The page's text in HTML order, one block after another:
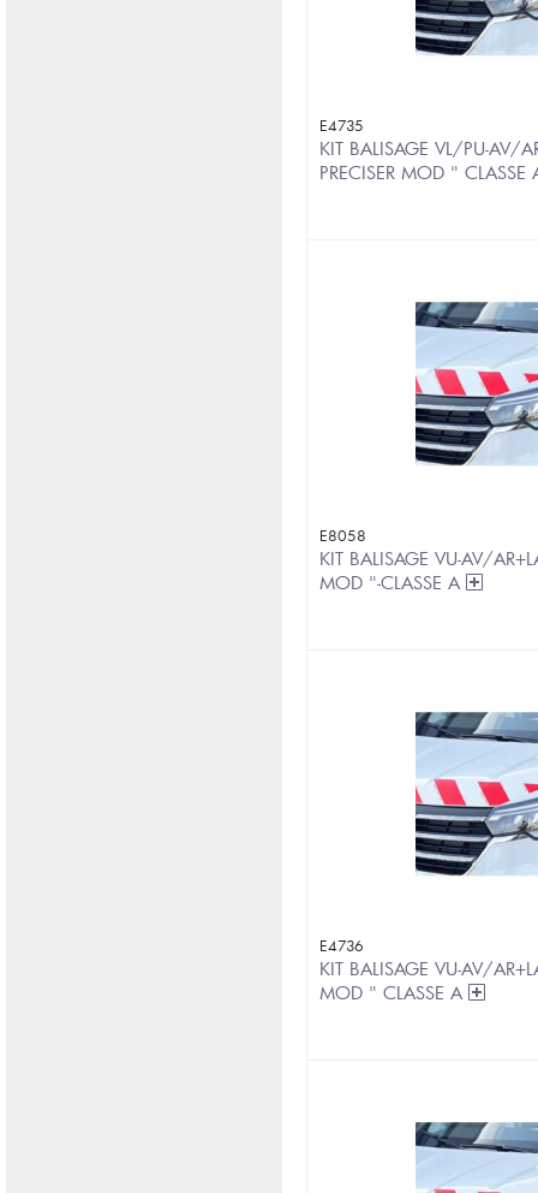
E4735
KIT BALISAGE VL/PU-AV/
PRECISER MOD " CLASSE
E8058
KIT BALISAGE VU-AV/
MOD "-CLASSE A
E4736
KIT BALISAGE VU-AV/
MOD " CLASSE A